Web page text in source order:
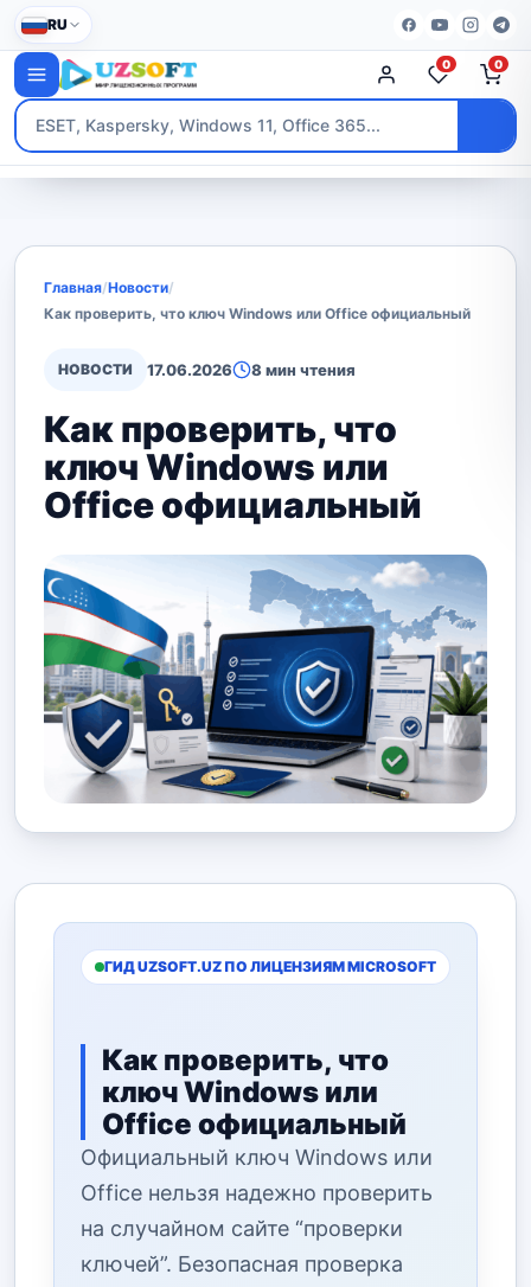
RU
0 0
Главная/Новости/
Как проверить, что ключ Windows или Office официальный
НОВОСТИ 17.06.2026 8 мин чтения
Как проверить, что
ключ Windows или
Office официальный
ГИД UZSOFT.UZ ПО ЛИЦЕНЗИЯМ MICROSOFT
Как проверить, что
ключ Windows или
Office официальный
Официальный ключ Windows или
Office нельзя надежно проверить
на случайном сайте “проверки
ключей”. Безопасная проверка